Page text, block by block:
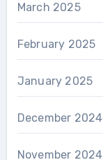
March 2025
February 2025
January 2025
December 2024
November 2024